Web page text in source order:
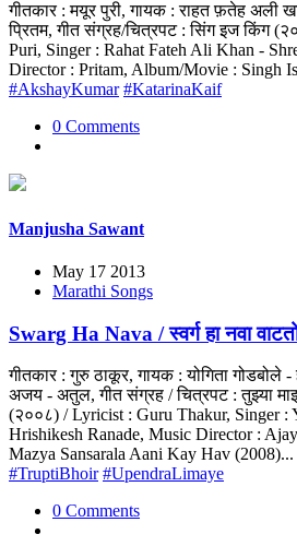
गीतकार : मयूर पुरी, गायक : राहत फ़तेह अली
प्रितम, गीत संग्रह/चित्रपट : सिंग इज किंग
Puri, Singer : Rahat Fateh Ali Khan -
Director : Pritam, Album/Movie : Singh
#AkshayKumar #KatarinaKaif
0 Comments
Manjusha Sawant
May 17 2013
Marathi Songs
Swarg Ha Nava / स्वर्ग हा नवा
गीतकार : गुरु ठाकूर, गायक : योगिता गोडबोले
अजय - अतुल, गीत संग्रह / चित्रपट : तुझ्या
(२००८) / Lyricist : Guru Thakur, Singer :
Hrishikesh Ranade, Music Director :
Mazya Sansarala Aani Kay Hav (2008)...
#TruptiBhoir #UpendraLimaye
0 Comments